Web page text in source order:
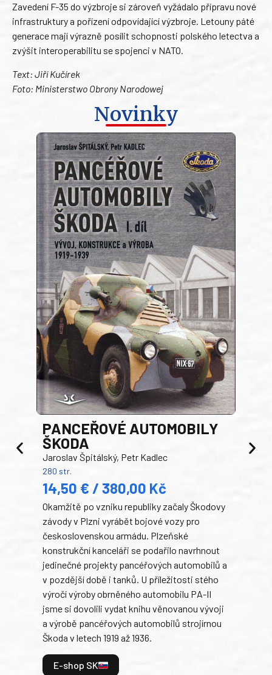
Zavedení F-35 do výzbroje si zároveň vyžádalo přípravu nové
infrastruktury a pořízení odpovídající výzbroje. Letouny páté
generace mají výrazně posílit schopnosti polského letectva a
zvýšit interoperabilitu se spojenci v NATO.
Text: Jiří Kučírek
Foto: Ministerstwo Obrony Narodowej
Novinky
PANCEŘOVÉ AUTOMOBILY
ŠKODA
Jaroslav Špitálský, Petr Kadlec
280 str.
14,50 € / 380,00 Kč
Okamžitě po vzniku republiky začaly Škodovy
závody v Plzni vyrábět bojové vozy pro
československou armádu. Plzeňské
konstrukční kanceláři se podařilo navrhnout
jedinečné projekty pancéřových automobilů a
v pozdější době i tanků. U příležitosti stého
výročí výroby obrněného automobilu PA-II
jsme si dovolili vydat knihu věnovanou vývoji
a výrobě pancéřových automobilů strojírnou
Škoda v letech 1919 až 1936.
E-shop SK